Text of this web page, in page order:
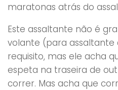
maratonas atrás do
Este assaltante não é
volante (para assaltante
requisito, mas ele acha
espeta na traseira de
correr. Mas acha que